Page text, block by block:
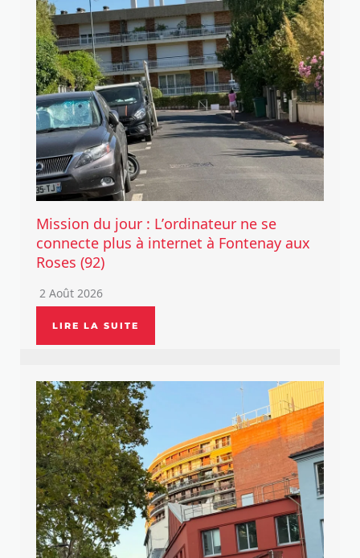
Mission du jour : L’ordinateur ne se
connecte plus à internet à Fontenay aux
Roses (92)
2 Août 2026
LIRE LA SUITE